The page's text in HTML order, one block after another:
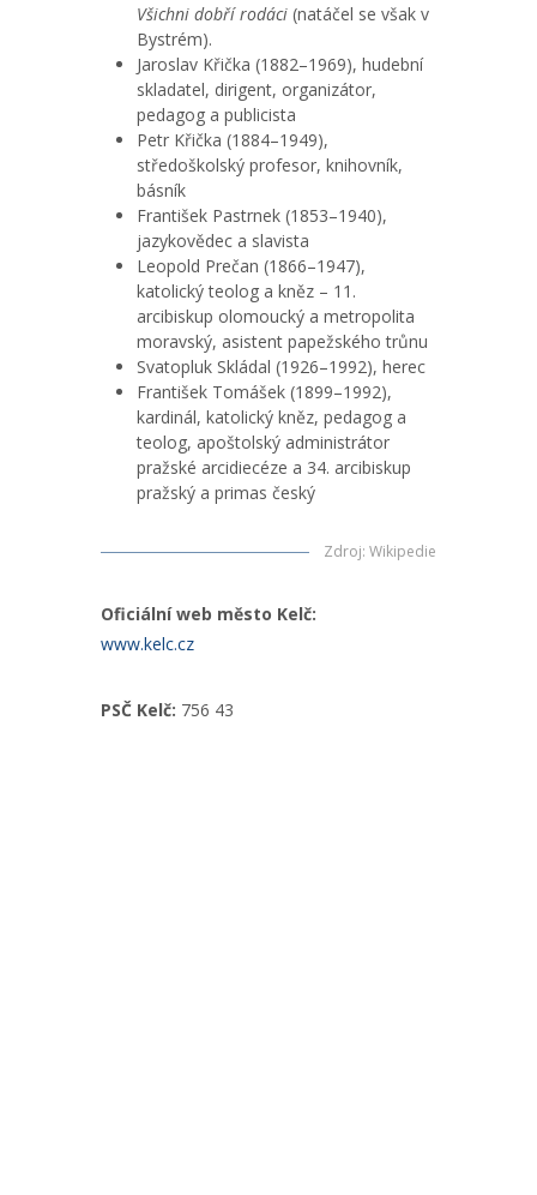
Všichni dobří rodáci (natáčel se však v
Bystrém).
Jaroslav Křička (1882–1969), hudební
skladatel, dirigent, organizátor,
pedagog a publicista
Petr Křička (1884–1949),
středoškolský profesor, knihovník,
básník
František Pastrnek (1853–1940),
jazykovědec a slavista
Leopold Prečan (1866–1947),
katolický teolog a kněz – 11.
arcibiskup olomoucký a metropolita
moravský, asistent papežského trůnu
Svatopluk Skládal (1926–1992), herec
František Tomášek (1899–1992),
kardinál, katolický kněz, pedagog a
teolog, apoštolský administrátor
pražské arcidiecéze a 34. arcibiskup
pražský a primas český
Zdroj: Wikipedie
Oficiální web město Kelč:
www.kelc.cz
PSČ Kelč: 756 43